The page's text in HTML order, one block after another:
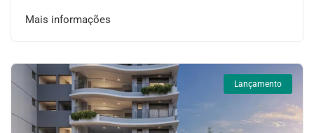
Mais informações
Lançamento